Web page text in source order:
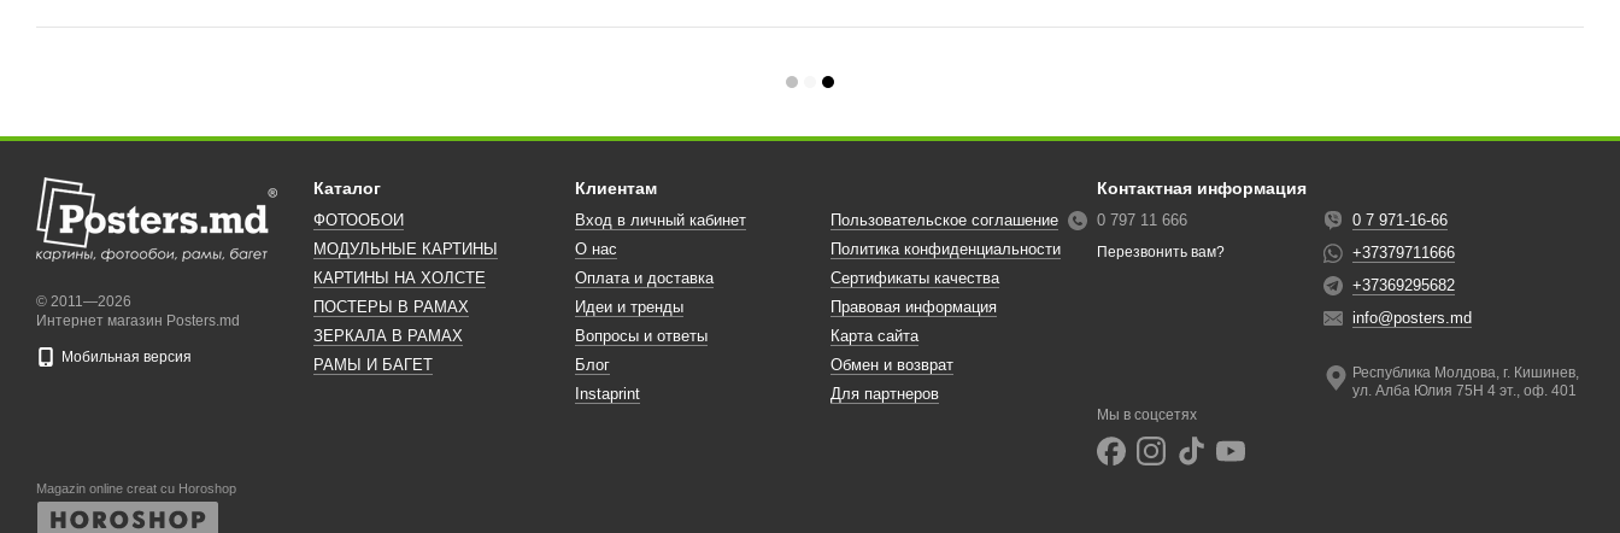
© 2011—2026
Интернет магазин Posters.md
Мобильная версия
Magazin online creat cu Horoshop
Каталог
ФОТООБОИ
МОДУЛЬНЫЕ КАРТИНЫ
КАРТИНЫ НА ХОЛСТЕ
ПОСТЕРЫ В РАМАХ
ЗЕРКАЛА В РАМАХ
РАМЫ И БАГЕТ
Клиентам
Вход в личный кабинет
О нас
Оплата и доставка
Идеи и тренды
Вопросы и ответы
Блог
Instaprint
Пользовательское соглашение
Политика конфиденциальности
Сертификаты качества
Правовая информация
Карта сайта
Обмен и возврат
Для партнеров
Контактная информация
0 797 11 666
Перезвонить вам?
0 7 971-16-66
+37379711666
+37369295682
info@posters.md
Республика Молдова, г. Кишинев,
ул. Алба Юлия 75Н 4 эт., оф. 401
Мы в соцсетях